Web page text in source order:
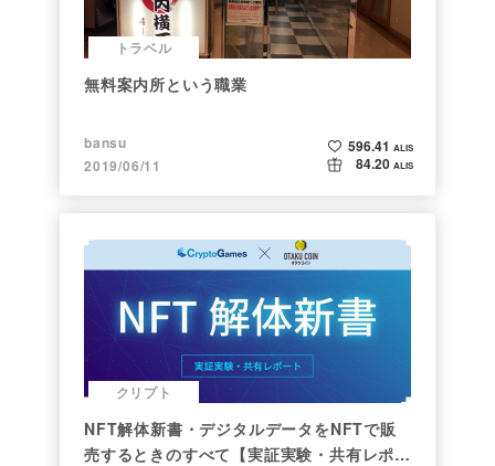
トラベル
無料案内所という職業
bansu
2019/06/11
596.41 ALIS
84.20 ALIS
クリプト
NFT解体新書・デジタルデータをNFTで販
売するときのすべて【実証実験・共有レポー